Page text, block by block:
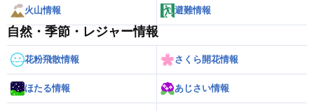
火山情報 避難情報
自然・季節・レジャー情報
花粉飛散情報 さくら開花情報
ほたる情報 あじさい情報